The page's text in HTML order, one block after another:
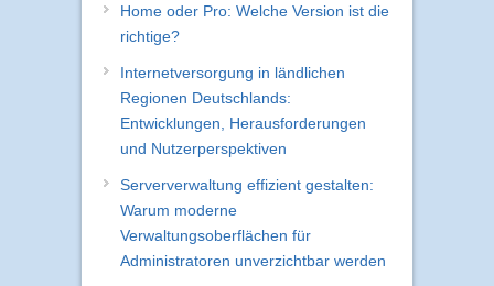
Home oder Pro: Welche Version ist die
richtige?
Internetversorgung in ländlichen
Regionen Deutschlands:
Entwicklungen, Herausforderungen
und Nutzerperspektiven
Serververwaltung effizient gestalten:
Warum moderne
Verwaltungsoberflächen für
Administratoren unverzichtbar werden